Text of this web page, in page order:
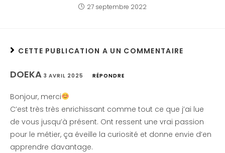
27 septembre 2022
CETTE PUBLICATION A UN COMMENTAIRE
DOEKA 3 AVRIL 2025 RÉPONDRE
Bonjour, merci
C’est très très enrichissant comme tout ce que j’ai lue
de vous jusqu’à présent. Ont ressent une vrai passion
pour le métier, ça éveille la curiosité et donne envie d’en
apprendre davantage.